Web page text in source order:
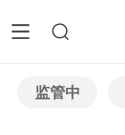
监管中